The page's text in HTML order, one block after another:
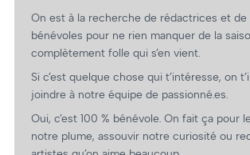
On est à la recherche de rédactrices et de
bénévoles pour ne rien manquer de la
complètement folle qui s’en vient.
Si c’est quelque chose qui t’intéresse, on
joindre à notre équipe de passionné.es.
Oui, c’est 100 % bénévole. On fait ça pour
notre plume, assouvir notre curiosité ou